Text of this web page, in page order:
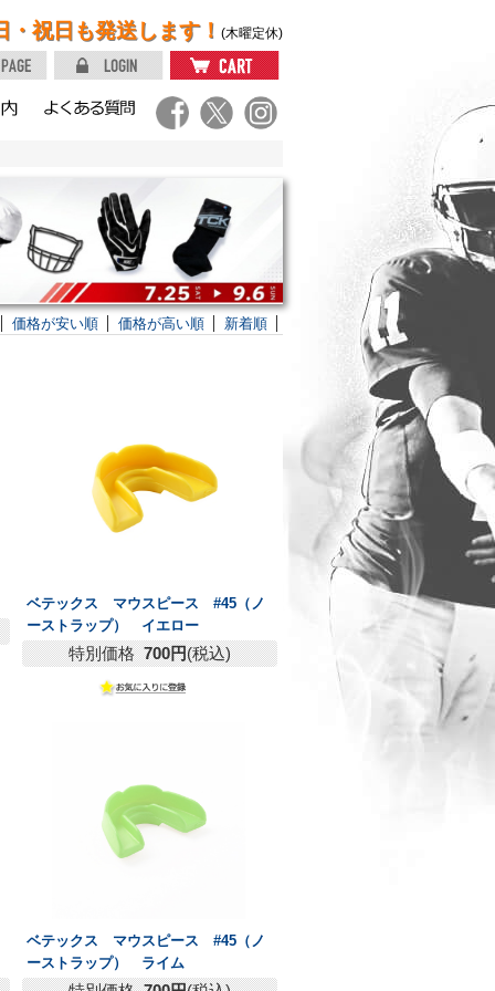
・祝日も発送します！ (木曜定休)
価格が安い順 価格が高い順 新着順
ベテックス マウスピース #45（ノ
ーストラップ） イエロー
特別価格 700円(税込)
ベテックス マウスピース #45（ノ
ーストラップ） ライム